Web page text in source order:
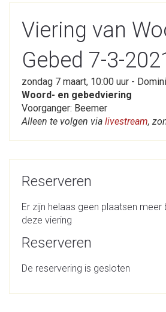
Viering van
Gebed 7-3-
zondag 7 maart, 10:00 uur -
Woord- en gebedviering
Voorganger: Beemer
Alleen te volgen via livestream,
Reserveren
Er zijn helaas geen plaatsen
deze viering
Reserveren
De reservering is gesloten